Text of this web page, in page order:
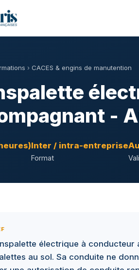
› CACES & engins de manutention
-
Inter / intra-entreprise
Format
électrique à
au sol. Sa conduite ne